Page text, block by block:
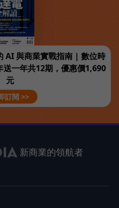
AI 與商業實戰指南 | 數位時
一年共12期，優惠價1,690
元
訂閱 >>
新商業的領航者